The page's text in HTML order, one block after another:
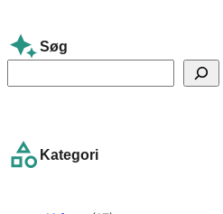
Søg
e
c
Kategori